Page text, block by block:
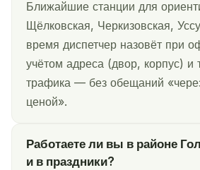
Ближайшие станции для
Щёлковская, Черкизовская,
время диспетчер назовёт при
учётом адреса (двор, корпус) и
трафика — без обещаний
ценой».
Работаете ли вы в районе
и в праздники?